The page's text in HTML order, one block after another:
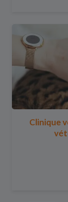
Clinique